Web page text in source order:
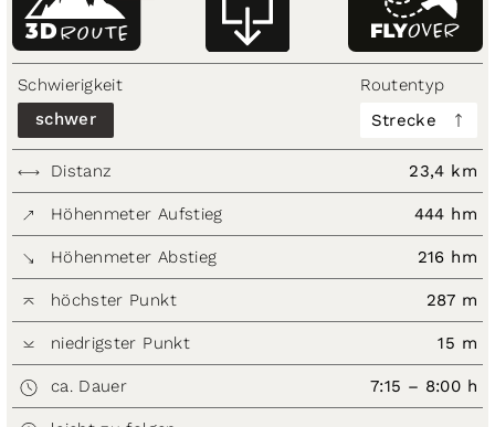
ROUTE
3D
Schwierigkeit
schwer
Routentyp
Strecke
Distanz 23,4 km
Höhenmeter Aufstieg 444 hm
Höhenmeter Abstieg 216 hm
höchster Punkt 287 m
niedrigster Punkt 15 m
ca. Dauer 7:15 – 8:00 h